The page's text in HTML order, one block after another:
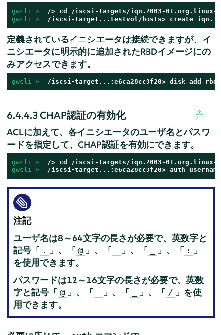
gwcli >
/> cd /iscsi-targets/iqn.2003-
gwcli >
/iscsi-target...testvol/hosts> create
定義されているイニシエータは接続できますが、イ
ニシエータに明示的に追加されたRBDイメージにの
みアクセスできます。
gwcli > /iscsi-target...:e6ca28cc9f20> disk add
6.4.4.3CHAP認証の有効化
ACLに加えて、各イニシエータのユーザ名とパスワ
ードを指定して、CHAP認証を有効にできます。
gwcli >
/> cd /iscsi-targets/iqn.2003-
gwcli >
/iscsi-target...:e6ca28cc9f20> auth
注記
ユーザ名は8～64文字の長さが必要で、英数字と
記号「 . 」、「 @ 」、「 - 」、「 」、「 :
」
を使用できます。
パスワードは12～16文字の長さが必要で、英数
字と記号「 @ 」、「 - 」、「 」、「 / 」を使
用できます。